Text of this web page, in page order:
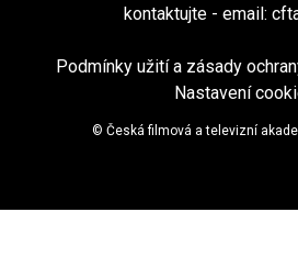
kontaktujte - email:
Podmínky užití a zásady
Nastavení
© Česká filmová a televizní